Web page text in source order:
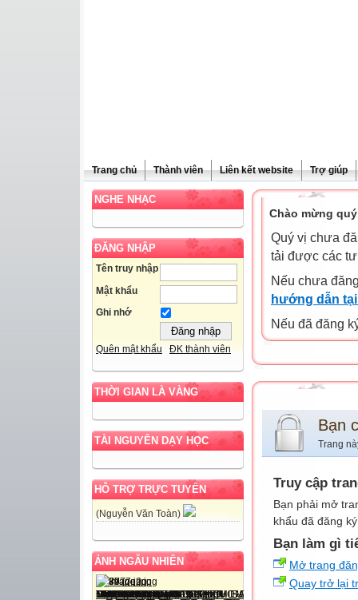
Trang chủ Thành viên Liên kết website Trợ giúp
NGHE NHẠC
ĐĂNG NHẬP
Tên truy nhập
Mật khẩu
Ghi nhớ
Quên mật khẩu ĐK thành viên
THỜI GIAN LÀ VÀNG
TÀI NGUYÊN DẠY HỌC
HỖ TRỢ TRỰC TUYẾN
(Nguyễn Văn Toàn)
ẢNH NGẪU NHIÊN
Chào mừng
Quý vị chưa
tải được các
Nếu chưa
hướng dẫn
Nếu đã đăng
Bạn
Trang
Truy cập
Bạn phải mở
khẩu đã đăng
Bạn làm gì
Mở trang
Quay trở lại